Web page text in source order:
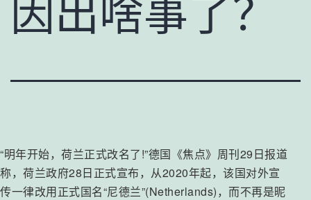
因出啥事了？
“明年开始，荷兰正式改名了!”德国《焦点》周刊29日报道
称，荷兰政府28日正式宣布，从2020年起，该国对外宣
传一律改用正式国名“尼德兰”(Netherlands)，而不再是昵